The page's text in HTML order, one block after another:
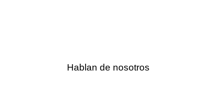
Hablan de nosotros